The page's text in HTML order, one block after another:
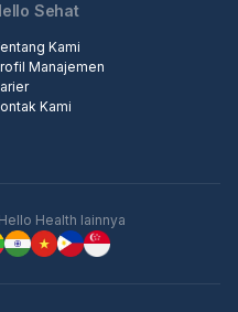
Sehat
Kami
Manajemen
Kami
Health lainnya